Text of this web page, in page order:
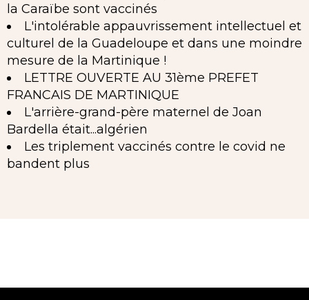
la Caraïbe sont vaccinés
L'intolérable appauvrissement intellectuel et
culturel de la Guadeloupe et dans une moindre
mesure de la Martinique !
LETTRE OUVERTE AU 31ème PREFET
FRANCAIS DE MARTINIQUE
L'arrière-grand-père maternel de Joan
Bardella était...algérien
Les triplement vaccinés contre le covid ne
bandent plus